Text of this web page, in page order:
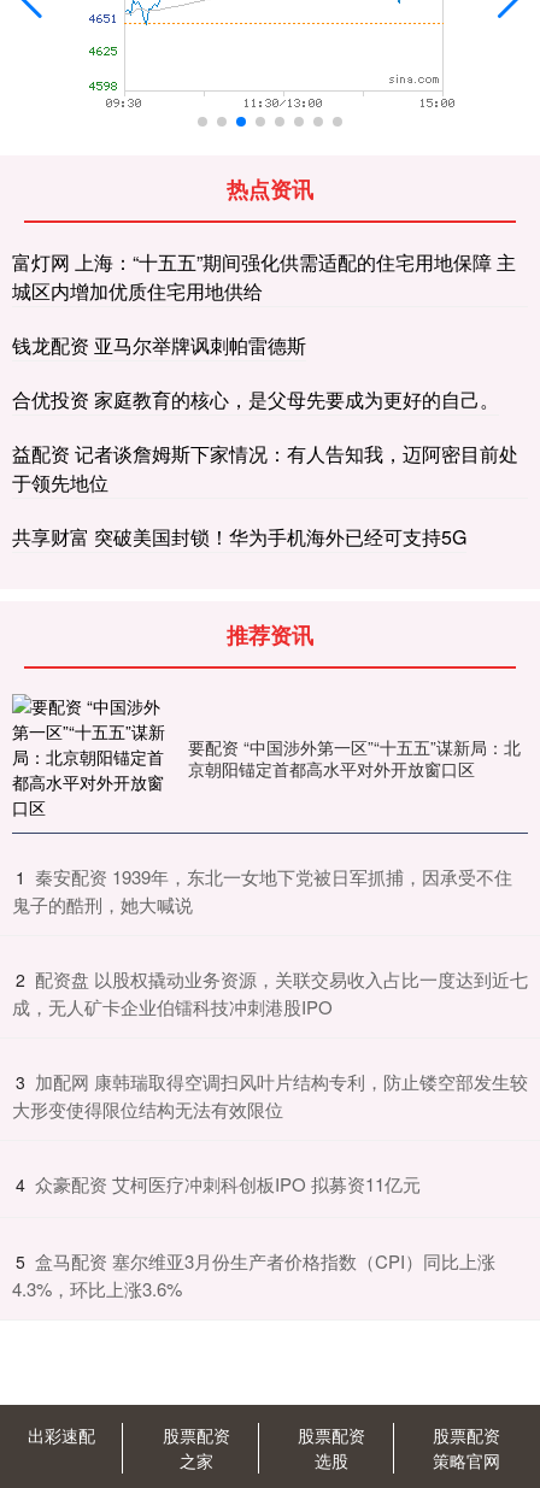
热点资讯
富灯网 上海：“十五五”期间强化供需适配的住宅用地保障 主
城区内增加优质住宅用地供给
钱龙配资 亚马尔举牌讽刺帕雷德斯
合优投资 家庭教育的核心，是父母先要成为更好的自己。
益配资 记者谈詹姆斯下家情况：有人告知我，迈阿密目前处
于领先地位
共享财富 突破美国封锁！华为手机海外已经可支持5G
推荐资讯
要配资 “中国涉外第一区”“十五五”谋新局：北
京朝阳锚定首都高水平对外开放窗口区
1 ​秦安配资 1939年，东北一女地下党被日军抓捕，因承受不住
鬼子的酷刑，她大喊说
2 ​配资盘 以股权撬动业务资源，关联交易收入占比一度达到近七
成，无人矿卡企业伯镭科技冲刺港股IPO
3 ​加配网 康韩瑞取得空调扫风叶片结构专利，防止镂空部发生较
大形变使得限位结构无法有效限位
4 ​众豪配资 艾柯医疗冲刺科创板IPO 拟募资11亿元
5 ​盒马配资 塞尔维亚3月份生产者价格指数（CPI）同比上涨
4.3%，环比上涨3.6%
出彩速配
股票配资
之家
股票配资
选股
股票配资
策略官网